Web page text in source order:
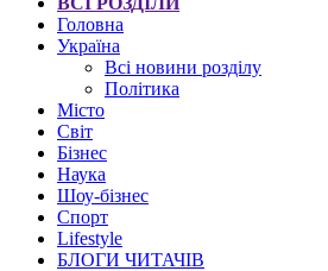
Головна
Україна
Всі новини розділу
Політика
Місто
Світ
Бізнес
Наука
Шоу-бізнес
Спорт
Lifestyle
БЛОГИ ЧИТАЧІВ